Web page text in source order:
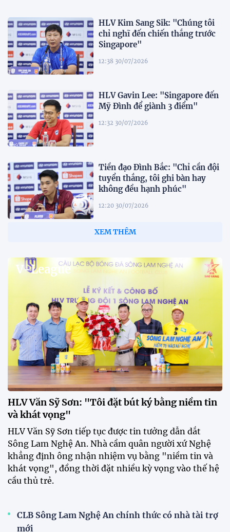
HLV Kim Sang Sik: "Chúng tôi
chỉ nghĩ đến chiến thắng trước
Singapore"
12:38 30/07/2026
HLV Gavin Lee: "Singapore đến
Mỹ Đình để giành 3 điểm"
12:32 30/07/2026
Tiền đạo Đình Bắc: "Chỉ cần đội
tuyển thắng, tôi ghi bàn hay
không đều hạnh phúc"
12:20 30/07/2026
sao nhập tịch tuyển Việt Nam
Đội tuyển Việt Nam chạm trán
Thái Lan tại Division 1 FIFA
ASEAN Cup 2026
15:00 29/07/2026
Dàn sao U23 Việt Nam hội quân
trong mưa, sẵn sàng cho chiến
dịch ASIAD 2026
Dàn sao U23 Việt Nam hội quân,
sẵn sàng chinh phục ASIAD